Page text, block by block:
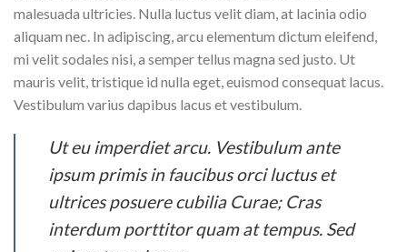
malesuada ultricies. Nulla luctus velit diam, at lacinia odio
aliquam nec. In adipiscing, arcu elementum dictum eleifend,
mi velit sodales nisi, a semper tellus magna sed justo. Ut
mauris velit, tristique id nulla eget, euismod consequat lacus.
Vestibulum varius dapibus lacus et vestibulum.
Ut eu imperdiet arcu. Vestibulum ante
ipsum primis in faucibus orci luctus et
ultrices posuere cubilia Curae; Cras
interdum porttitor quam at tempus. Sed